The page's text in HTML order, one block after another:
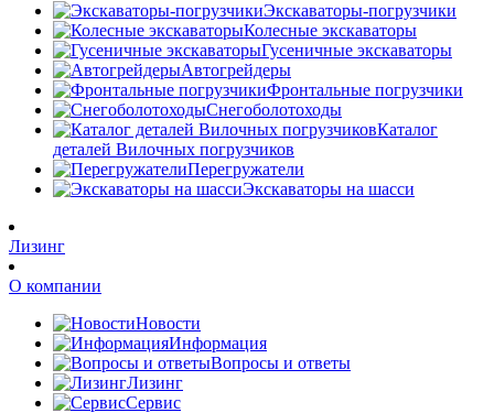
Экскаваторы-погрузчики
Колесные экскаваторы
Гусеничные экскаваторы
Автогрейдеры
Фронтальные погрузчики
Снегоболотоходы
Каталог
деталей Вилочных погрузчиков
Перегружатели
Экскаваторы на шасси
Лизинг
О компании
Новости
Информация
Вопросы и ответы
Лизинг
Сервис